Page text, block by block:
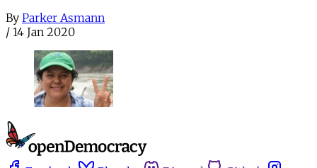
By Parker Asmann
/ 14 Jan 2020